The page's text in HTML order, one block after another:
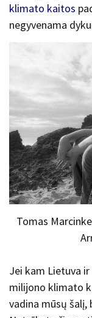
klimato kaitos
negyvenama
Tomas
Jei kam Lietuva
milijono klimato
vadina mūsų